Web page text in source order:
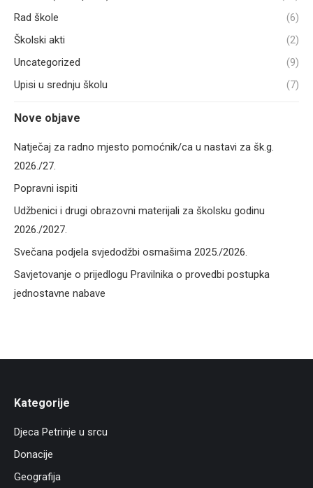
Rad škole
(6)
Školski akti
(2)
Uncategorized
(9)
Upisi u srednju školu
(7)
Nove objave
Natječaj za radno mjesto pomoćnik/ca u nastavi za šk.g.
2026./27.
Popravni ispiti
Udžbenici i drugi obrazovni materijali za školsku godinu
2026./2027.
Svečana podjela svjedodžbi osmašima 2025./2026.
Savjetovanje o prijedlogu Pravilnika o provedbi postupka
jednostavne nabave
Kategorije
Djeca Petrinje u srcu
Donacije
Geografija